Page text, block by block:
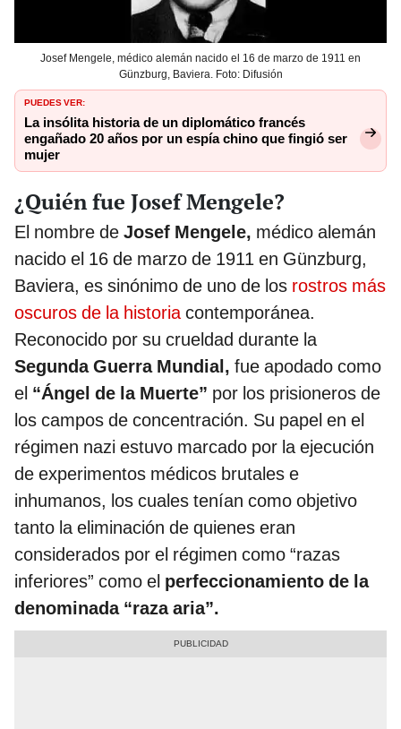
Josef Mengele, médico alemán nacido el 16 de marzo de 1911 en
Günzburg, Baviera. Foto: Difusión
PUEDES VER:
La insólita historia de un diplomático francés
engañado 20 años por un espía chino que fingió ser
mujer
¿Quién fue Josef Mengele?
El nombre de Josef Mengele, médico alemán
nacido el 16 de marzo de 1911 en Günzburg,
Baviera, es sinónimo de uno de los rostros más
oscuros de la historiacontemporánea.
Reconocido por su crueldad durante la
Segunda Guerra Mundial, fue apodado como
el “Ángel de la Muerte” por los prisioneros de
los campos de concentración. Su papel en el
régimen nazi estuvo marcado por la ejecución
de experimentos médicos brutales e
inhumanos, los cuales tenían como objetivo
tanto la eliminación de quienes eran
considerados por el régimen como “razas
inferiores” como el perfeccionamiento de la
denominada “raza aria”.